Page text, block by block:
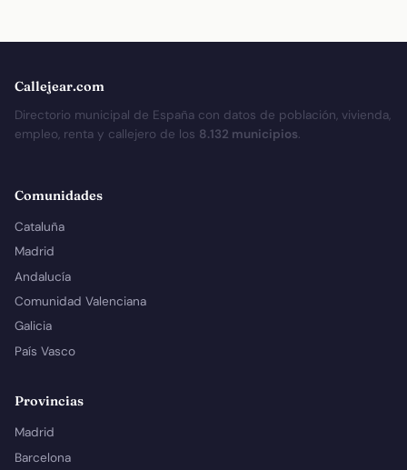
Callejear.com
Directorio municipal de España con datos de población, vivienda,
empleo, renta y callejero de los 8.132 municipios.
Comunidades
Cataluña
Madrid
Andalucía
Comunidad Valenciana
Galicia
País Vasco
Provincias
Madrid
Barcelona